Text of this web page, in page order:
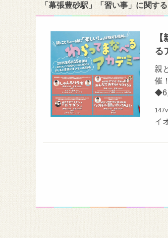
「幕張豊砂駅」「習い事」に関す
る
親
催
◆6
147
イ